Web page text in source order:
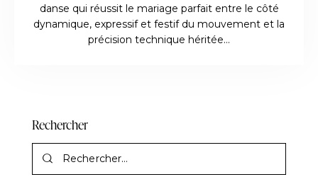
danse qui réussit le mariage parfait entre le côté
dynamique, expressif et festif du mouvement et la
précision technique héritée…
Rechercher